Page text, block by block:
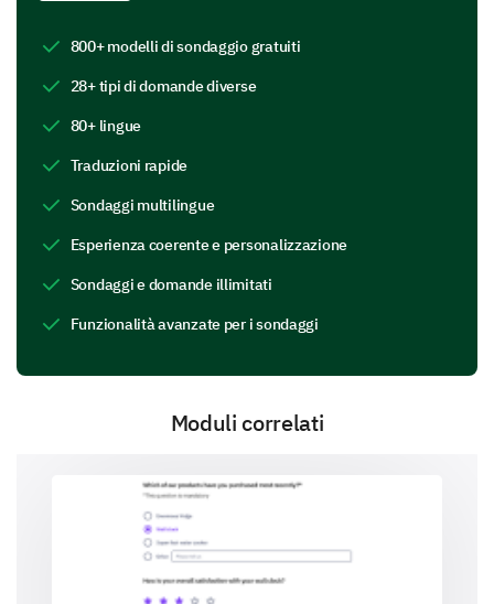
Non-Fiction
Mystery
Science Fiction
800+ modelli di sondaggio gratuiti
28+ tipi di domande diverse
80+ lingue
Traduzioni rapide
Sondaggi multilingue
Esperienza coerente e personalizzazione
Sondaggi e domande illimitati
Funzionalità avanzate per i sondaggi
Moduli correlati